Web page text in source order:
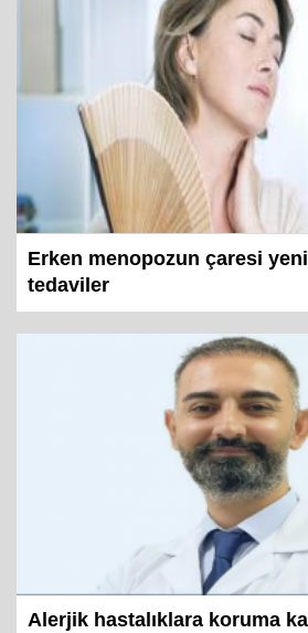
Erken menopozun çaresi
tedaviler
Alerjik hastalıklara koruma